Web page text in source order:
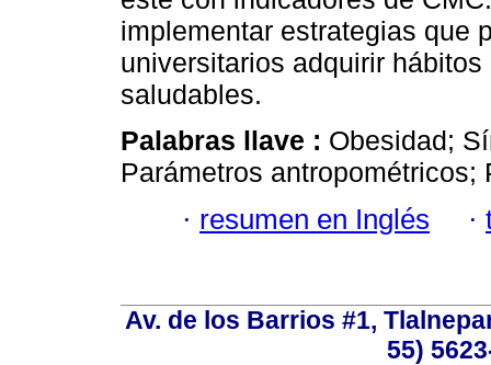
implementar estrategias que
universitarios adquirir
saludables.
Palabras llave : Obesidad;
Parámetros antropométricos;
· resumen en Inglés ·
Av. de los Barrios #1,
55)